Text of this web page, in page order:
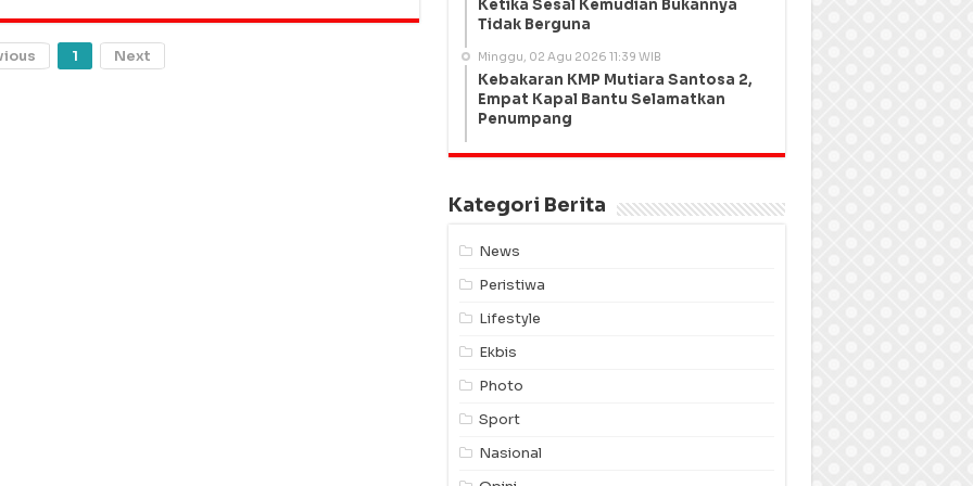
1 Next
Ketika Sesal Kemudian Bukannya
Tidak Berguna
Minggu, 02 Agu 2026 11:39 WIB
Kebakaran KMP Mutiara Santosa 2,
Empat Kapal Bantu Selamatkan
Penumpang
Kategori Berita
News
Peristiwa
Lifestyle
Ekbis
Photo
Sport
Nasional